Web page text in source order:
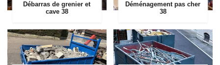
Débarras de grenier et
cave 38
Déménagement pas cher
38